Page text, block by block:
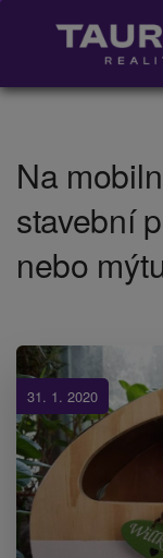
Na
stavební
nebo
31. 1. 2020